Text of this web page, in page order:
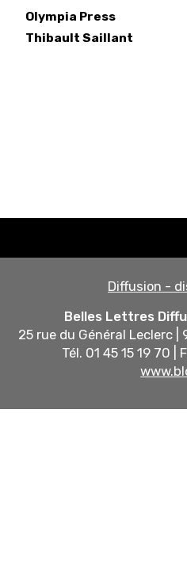
Olympia Press
Thibault Saillant
Diffusion -
Belles Lettres
25 rue du Général Leclerc
Tél. 01 45 15 19 70 |